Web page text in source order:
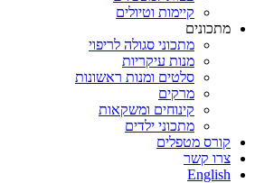
קיימות וטיולים
מתכונים
מתכוני סגולה לריפוי
מנות עיקריות
סלטים ומנות ראשונות
מרקים
קינוחים ומשקאות
מתכוני ילדים
קורס מטפלים
צרו קשר
English